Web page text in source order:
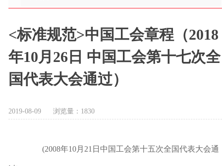
<标准规范>中国工会章程（2018
年10月26日 中国工会第十七次全
国代表大会通过）
2019-08-09 浏览量： 1830
(2008年10月21日中国工会第十五次全国代表大会通